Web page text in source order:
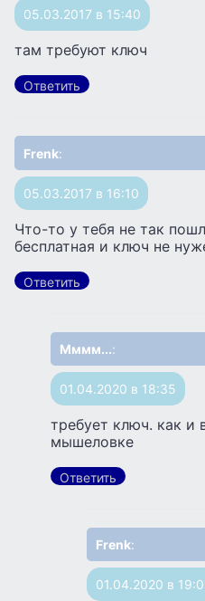
05.03.2017 в 15:40
там требуют ключ
Ответить
Frenk:
05.03.2017 в 16:10
Что-то у тебя не так
бесплатная и ключ не
Ответить
Мммм...:
01.04.2020 в 18:35
требует ключ. как и
мышеловке
Ответить
Frenk:
01.04.2020 в